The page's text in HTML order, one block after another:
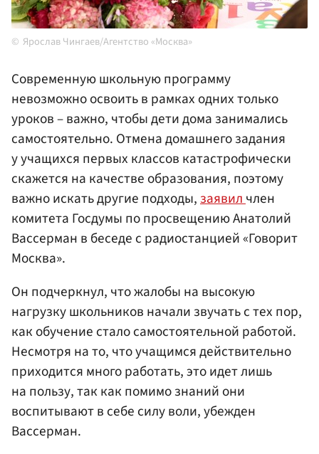
Ярослав Чингаев/Агентство «Москва»
Современную школьную программу
невозможно освоить в рамках одних только
уроков – важно, чтобы дети дома занимались
самостоятельно. Отмена домашнего задания
у учащихся первых классов катастрофически
скажется на качестве образования, поэтому
важно искать другие подходы,заявилчлен
комитета Госдумы по просвещению Анатолий
Вассерман в беседе с радиостанцией «Говорит
Москва».
Он подчеркнул, что жалобы на высокую
нагрузку школьников начали звучать с тех пор,
как обучение стало самостоятельной работой.
Несмотря на то, что учащимся действительно
приходится много работать, это идет лишь
на пользу, так как помимо знаний они
воспитывают в себе силу воли, убежден
Вассерман.